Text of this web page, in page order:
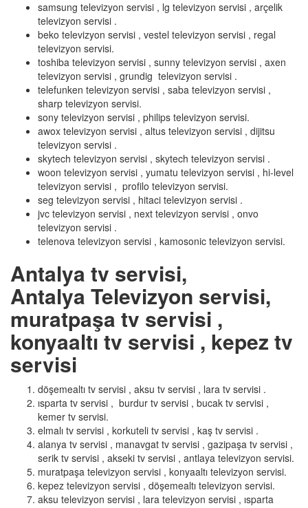
samsung televizyon servisi , lg televizyon servisi , arçelik
televizyon servisi .
beko televizyon servisi , vestel televizyon servisi , regal
televizyon servisi.
toshiba televizyon servisi , sunny televizyon servisi , axen
televizyon servisi , grundig televizyon servisi .
telefunken televizyon servisi , saba televizyon servisi ,
sharp televizyon servisi.
sony televizyon servisi , philips televizyon servisi.
awox televizyon servisi , altus televizyon servisi , dijitsu
televizyon servisi .
skytech televizyon servisi , skytech televizyon servisi .
woon televizyon servisi , yumatu televizyon servisi , hi-level
televizyon servisi , profilo televizyon servisi.
seg televizyon servisi , hitaci televizyon servisi .
jvc televizyon servisi , next televizyon servisi , onvo
televizyon servisi .
telenova televizyon servisi , kamosonic televizyon servisi.
Antalya tv servisi,
Antalya Televizyon servisi,
muratpaşa tv servisi ,
konyaaltı tv servisi , kepez tv
servisi
döşemealtı tv servisi , aksu tv servisi , lara tv servisi .
ısparta tv servisi , burdur tv servisi , bucak tv servisi ,
kemer tv servisi.
elmalı tv servisi , korkuteli tv servisi , kaş tv servisi .
alanya tv servisi , manavgat tv servisi , gazipaşa tv servisi ,
serik tv servisi , akseki tv servisi , antlaya televizyon servisi.
muratpaşa televizyon servisi , konyaaltı televizyon servisi.
kepez televizyon servisi , döşemealtı televizyon servisi.
aksu televizyon servisi , lara televizyon servisi , ısparta